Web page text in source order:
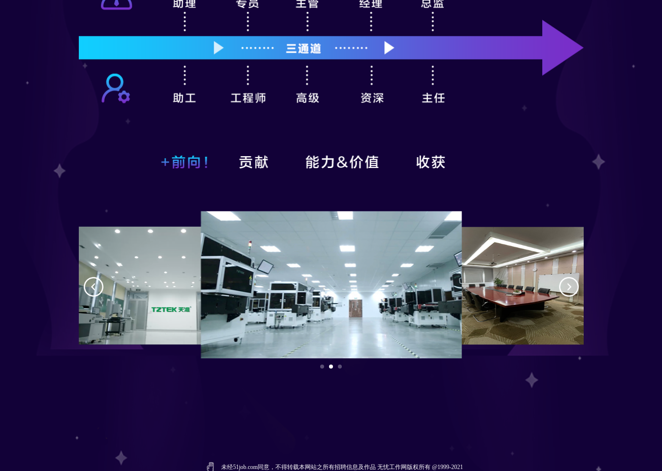
未经51job.com同意，不得转载本网站之所有招聘信息及作品 无忧工作网版权所有 @1999-2021